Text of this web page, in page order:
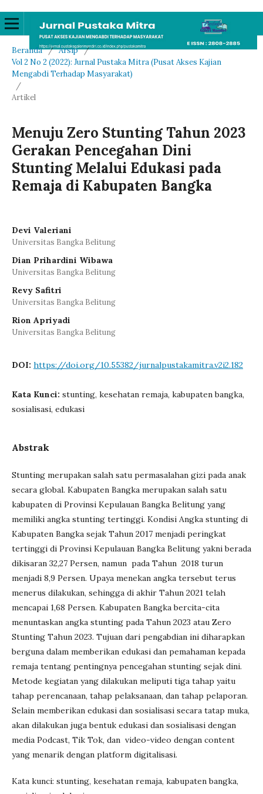
Beranda / Arsip /
Vol 2 No 2 (2022): Jurnal Pustaka Mitra (Pusat Akses Kajian
Mengabdi Terhadap Masyarakat)
/
Artikel
Menuju Zero Stunting Tahun 2023
Gerakan Pencegahan Dini
Stunting Melalui Edukasi pada
Remaja di Kabupaten Bangka
Devi Valeriani
Universitas Bangka Belitung
Dian Prihardini Wibawa
Universitas Bangka Belitung
Revy Safitri
Universitas Bangka Belitung
Rion Apriyadi
Universitas Bangka Belitung
DOI: https://doi.org/10.55382/jurnalpustakamitra.v2i2.182
Kata Kunci: stunting, kesehatan remaja, kabupaten bangka,
sosialisasi, edukasi
Abstrak
Stunting merupakan salah satu permasalahan gizi pada anak
secara global. Kabupaten Bangka merupakan salah satu
kabupaten di Provinsi Kepulauan Bangka Belitung yang
memiliki angka stunting tertinggi. Kondisi Angka stunting di
Kabupaten Bangka sejak Tahun 2017 menjadi peringkat
tertinggi di Provinsi Kepulauan Bangka Belitung yakni berada
dikisaran 32,27 Persen, namun pada Tahun 2018 turun
menjadi 8,9 Persen. Upaya menekan angka tersebut terus
menerus dilakukan, sehingga di akhir Tahun 2021 telah
mencapai 1,68 Persen. Kabupaten Bangka bercita-cita
menuntaskan angka stunting pada Tahun 2023 atau Zero
Stunting Tahun 2023. Tujuan dari pengabdian ini diharapkan
berguna dalam memberikan edukasi dan pemahaman kepada
remaja tentang pentingnya pencegahan stunting sejak dini.
Metode kegiatan yang dilakukan meliputi tiga tahap yaitu
tahap perencanaan, tahap pelaksanaan, dan tahap pelaporan.
Selain memberikan edukasi dan sosialisasi secara tatap muka,
akan dilakukan juga bentuk edukasi dan sosialisasi dengan
media Podcast, Tik Tok, dan video-video dengan content
yang menarik dengan platform digitalisasi.
Kata kunci: stunting, kesehatan remaja, kabupaten bangka,